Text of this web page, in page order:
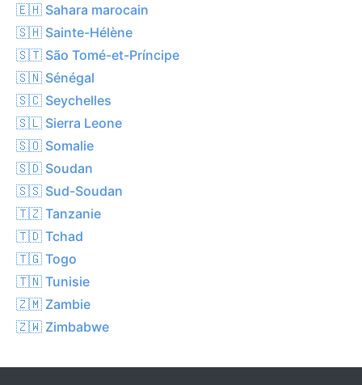
🇪🇭 Sahara marocain
🇸🇭 Sainte-Hélène
🇸🇹 São Tomé-et-Príncipe
🇸🇳 Sénégal
🇸🇨 Seychelles
🇸🇱 Sierra Leone
🇸🇴 Somalie
🇸🇩 Soudan
🇸🇸 Sud-Soudan
🇹🇿 Tanzanie
🇹🇩 Tchad
🇹🇬 Togo
🇹🇳 Tunisie
🇿🇲 Zambie
🇿🇼 Zimbabwe